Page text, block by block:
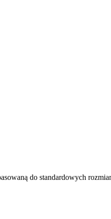
do standardowych